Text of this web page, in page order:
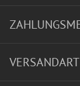
VERSANDART